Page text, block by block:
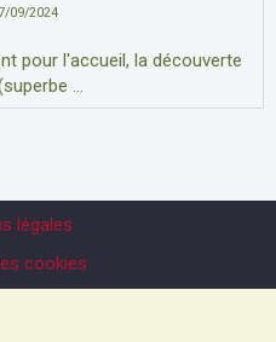
09/2024
pour l'accueil, la découverte
...
légales
cookies